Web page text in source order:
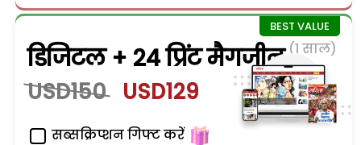
डिजिटल + 24 प्रिंट मैगजीन (1 साल)
USD150 USD129
सब्सक्रिप्शन गिफ्ट करें